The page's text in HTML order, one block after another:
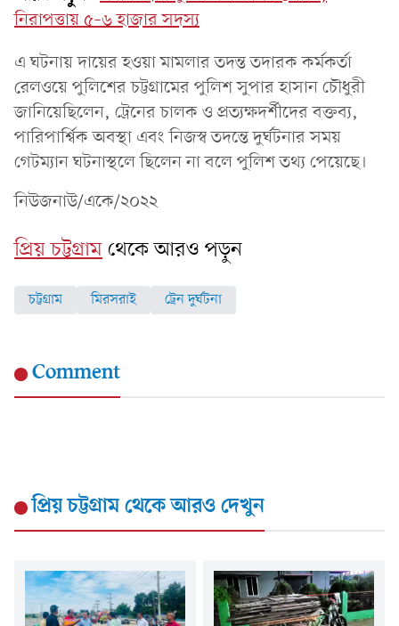
নিরাপত্তায় ৫–৬ হাজার সদস্য
এ ঘটনায় দায়ের হওয়া মামলার তদন্ত তদারক কর্মকর্তা
রেলওয়ে পুলিশের চট্টগ্রামের পুলিশ সুপার হাসান চৌধুরী
জানিয়েছিলেন, ট্রেনের চালক ও প্রত্যক্ষদর্শীদের বক্তব্য,
পারিপার্শ্বিক অবস্থা এবং নিজস্ব তদন্তে দুর্ঘটনার সময়
গেটম্যান ঘটনাস্থলে ছিলেন না বলে পুলিশ তথ্য পেয়েছে।
নিউজনাউ/একে/২০২২
প্রিয় চট্টগ্রামথেকে আরও পড়ুন
চট্টগ্রাম মিরসরাই ট্রেন দুর্ঘটনা
Comment
প্রিয় চট্টগ্রামথেকে আরও দেখুন